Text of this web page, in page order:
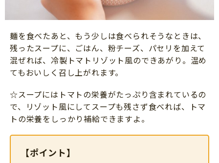
麺を食べたあと、もう少しは食べられそうなときは、
残ったスープに、ごはん、粉チーズ、パセリを加えて
混ぜれば、冷製トマトリゾット風のできあがり。温め
てもおいしく召し上がれます。
☆スープにはトマトの栄養がたっぷり含まれているの
で、リゾット風にしてスープも残さず食べれば、トマ
トの栄養をしっかり補給できますよ。
【ポイント】